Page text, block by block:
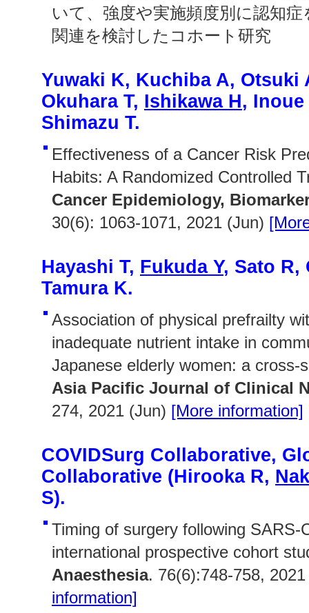
いて、強度や実施頻度別に認知
関連を検討したコホート研究
Yuwaki K, Kuchiba A, Otsuki
Okuhara T, Ishikawa H, Inoue
Shimazu T.
Effectiveness of a Cancer Risk
Habits: A Randomized Controlled
Cancer Epidemiology,
30(6): 1063-1071, 2021 (Jun)
Hayashi T, Fukuda Y, Sato R,
Tamura K.
Association of physical prefrailty
inadequate nutrient intake in
Japanese elderly women: a cross-
Asia Pacific Journal of Clinical
274, 2021 (Jun) [More information]
COVIDSurg Collaborative,
Collaborative (Hirooka R,
S).
Timing of surgery following SARS-
international prospective cohort
Anaesthesia. 76(6):748-758,
information]